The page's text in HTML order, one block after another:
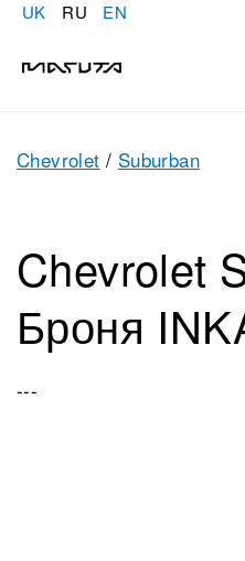
UK RU EN
Chevrolet / Suburban
Chevrolet
Броня
---